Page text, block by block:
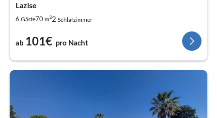
Lazise
6 Gäste70 m22 Schlafzimmer
ab 101€ pro Nacht